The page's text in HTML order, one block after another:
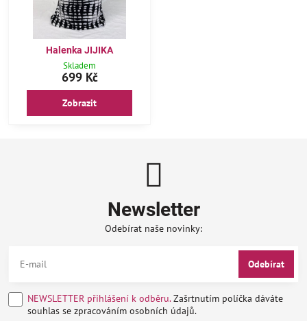
Halenka JIJIKA
Skladem
699 Kč
Zobrazit
Newsletter
Odebírat naše novinky:
Odebírat
NEWSLETTER přihlášení k odběru.Zašrtnutím políčka dáváte
souhlas se zpracováním osobních údajů.